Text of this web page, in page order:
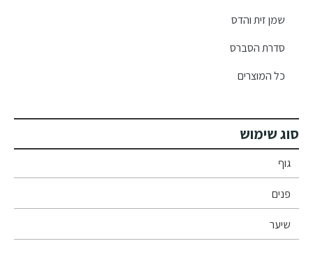
שמן זית והדס
סדרת הסברס
כל המוצרים
סוג שימוש
גוף
פנים
שיער